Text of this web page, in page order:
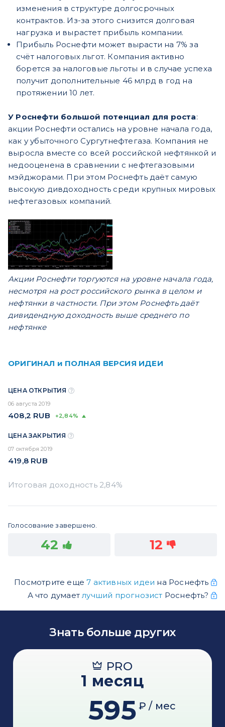
изменения в структуре долгосрочных
контрактов. Из-за этого снизится долговая
нагрузка и вырастет прибыль компании.
Прибыль Роснефти может вырасти на 7% за
счёт налоговых льгот. Компания активно
борется за налоговые льготы и в случае успеха
получит дополнительные 46 млрд в год на
протяжении 10 лет.
У Роснефти большой потенциал для роста:
акции Роснефти остались на уровне начала года,
как у убыточного Сургутнефтегаза. Компания не
выросла вместе со всей российской нефтянкой и
недооценена в сравнении с нефтегазовыми
мэйджорами. При этом Роснефть даёт самую
высокую дивдоходность среди крупных мировых
нефтегазовых компаний.
Акции Роснефти торгуются на уровне начала года,
несмотря на рост российского рынка в целом и
нефтянки в частности. При этом Роснефть даёт
дивидендную доходность выше среднего по
нефтянке
ОРИГИНАЛ и ПОЛНАЯ ВЕРСИЯ ИДЕИ
ЦЕНА ОТКРЫТИЯ
06 августа 2019
408,2 RUB +2,84%
ЦЕНА ЗАКРЫТИЯ
07 октября 2019
419,8 RUB
Голосование завершено.
42 12
Посмотрите еще7 активных идеи на Роснефть
А что думаетлучший прогнозист Роснефть?
Знать больше других
PRO
1 месяц
595 ₽ / мес